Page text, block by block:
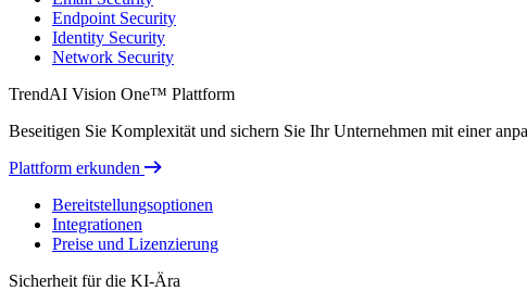
Endpoint Security
Identity Security
Network Security
TrendAI Vision One™ Plattform
Beseitigen Sie Komplexität und sichern Sie Ihr Unternehmen mit einer
Plattform erkunden
Bereitstellungsoptionen
Integrationen
Preise und Lizenzierung
Sicherheit für die KI-Ära